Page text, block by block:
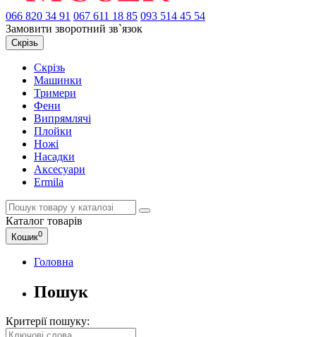
066 820 34 91 067 611 18 85 093 514 45 54
Замовити зворотний зв`язок
Скрізь
Скрізь
Машинки
Тримери
Фени
Випрямлячі
Плойки
Ножі
Насадки
Аксесуари
Ermila
Каталог товарів
Кошик0
Головна
Пошук
Критерії пошуку: